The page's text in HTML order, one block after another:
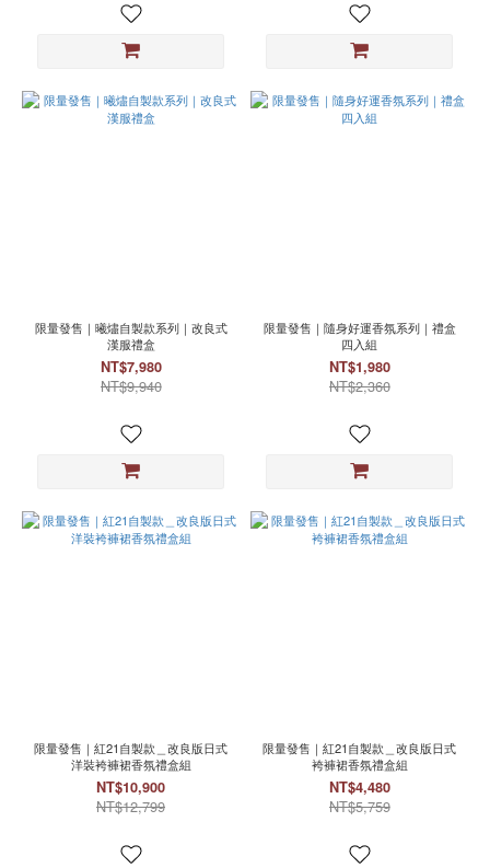
限量發售｜曦燼自製款系列｜改良式
漢服禮盒
NT$7,980
NT$9,940
限量發售｜隨身好運香氛系列｜禮盒
四入組
NT$1,980
NT$2,360
限量發售｜紅21自製款＿改良版日式
洋裝袴褲裙香氛禮盒組
NT$10,900
NT$12,799
限量發售｜紅21自製款＿改良版日式
袴褲裙香氛禮盒組
NT$4,480
NT$5,759